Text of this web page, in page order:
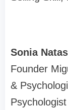
Sonia
Founder
&